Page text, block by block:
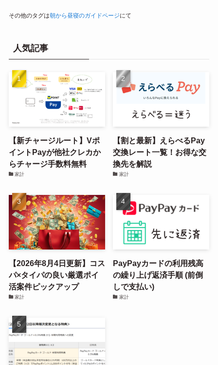
その他のタグは朝から昼寝のガイドページにて
人気記事
【新チャージルート】Vポ
イントPayが他社クレカか
らチャージ手数料無料
家計
【割と最新】えらべるPay
交換レート一覧！お得な交
換先を解説
家計
【2026年8月4日更新】コス
パ×タイパの良い厳選ポイ
活案件ピックアップ
家計
PayPayカードの利用残高
の繰り上げ返済手順 (前倒
しで支払い)
家計